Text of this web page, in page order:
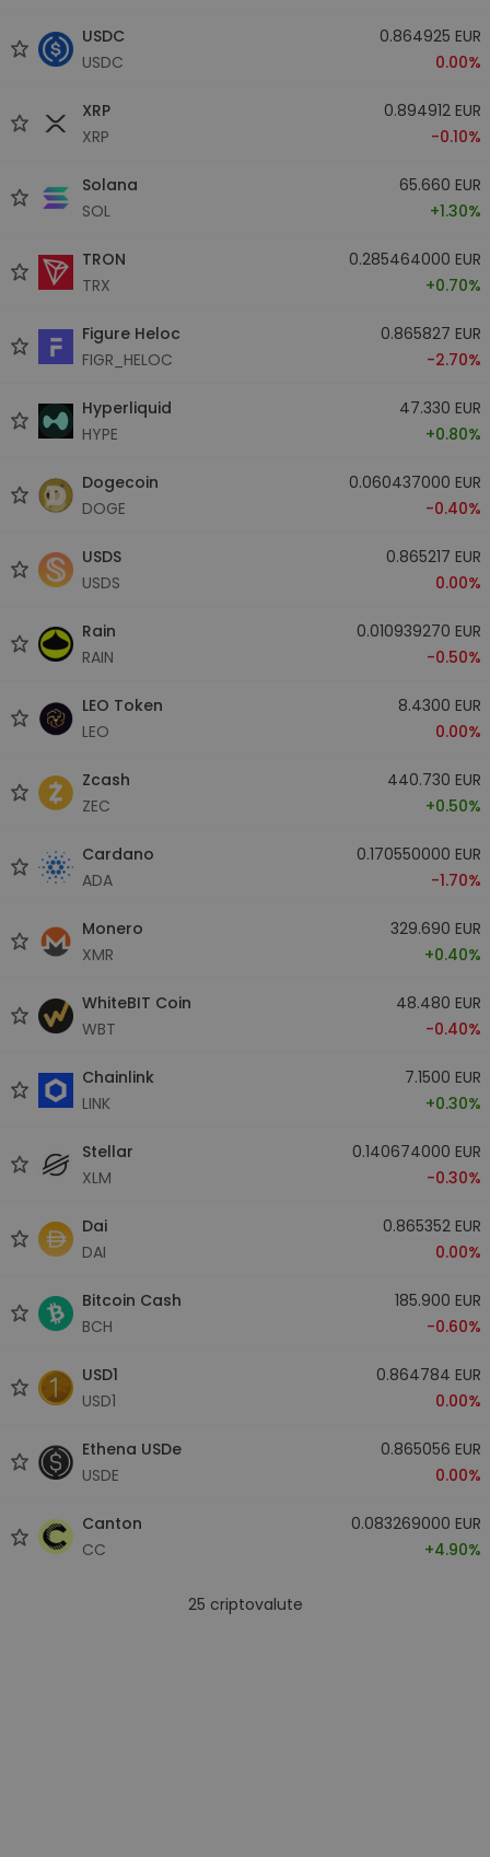
USDC
USDC
0.864925 EUR
0.00%
XRP
XRP
0.894912 EUR
-0.10%
Solana
SOL
65.660 EUR
+1.30%
TRON
TRX
0.285464000 EUR
+0.70%
Figure Heloc
FIGR_HELOC
0.865827 EUR
-2.70%
Hyperliquid
HYPE
47.330 EUR
+0.80%
Dogecoin
DOGE
0.060437000 EUR
-0.40%
USDS
USDS
0.865217 EUR
0.00%
Rain
RAIN
0.010939270 EUR
-0.50%
LEO Token
LEO
8.4300 EUR
0.00%
Zcash
ZEC
440.730 EUR
+0.50%
Cardano
ADA
0.170550000 EUR
-1.70%
Monero
XMR
329.690 EUR
+0.40%
WhiteBIT Coin
WBT
48.480 EUR
-0.40%
Chainlink
LINK
7.1500 EUR
+0.30%
Stellar
XLM
0.140674000 EUR
-0.30%
Dai
DAI
0.865352 EUR
0.00%
Bitcoin Cash
BCH
185.900 EUR
-0.60%
USD1
USD1
0.864784 EUR
0.00%
Ethena USDe
USDE
0.865056 EUR
0.00%
Canton
CC
0.083269000 EUR
+4.90%
25 criptovalute